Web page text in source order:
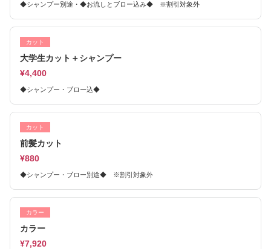
◆シャンプー別途・◆お流しとブロー込み◆ ※割引対象外
カット
大学生カット＋シャンプー
¥4,400
◆シャンプー・ブロー込◆
カット
前髪カット
¥880
◆シャンプー・ブロー別途◆ ※割引対象外
カラー
カラー
¥7,920